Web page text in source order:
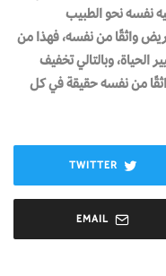
نفسه نحو الطبيب
واثقًا من نفسه، فهذا من
الحياة، وبالتالي تخفيف
من نفسه حقيقة في كل
TWITTER
EMAIL